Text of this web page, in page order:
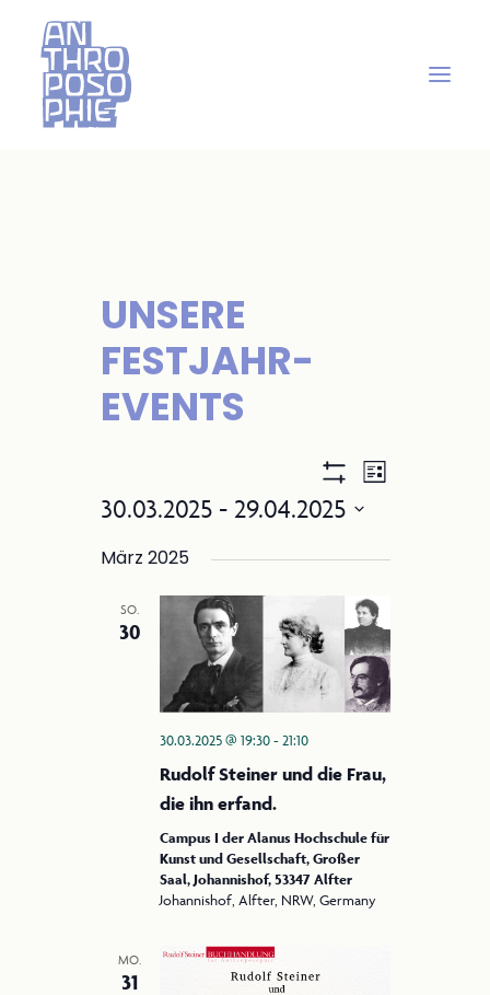
2025 Steiner Jubiläum
UNSERE
FESTJAHR-
EVENTS
A
n
c
h
t
n
N
a
Anzeigen
V
a
n
s
t
a
l
u
g
n
Liste
30.03.2025 - 29.04.2025
wählen.
März 2025
SO.
30
30.03.2025 @ 19:30-21:10
Rudolf Steiner und die Frau,
die ihn erfand.
Campus I der Alanus Hochschule für
Kunst und Gesellschaft, Großer
Saal, Johannishof, 53347 Alfter
Johannishof, Alfter, NRW, Germany
MO.
31